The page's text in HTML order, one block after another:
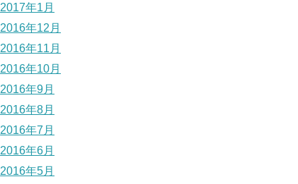
2017年1月
2016年12月
2016年11月
2016年10月
2016年9月
2016年8月
2016年7月
2016年6月
2016年5月